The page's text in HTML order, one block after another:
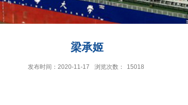
梁承姬
发布时间：2020-11-17 浏览次数： 15018